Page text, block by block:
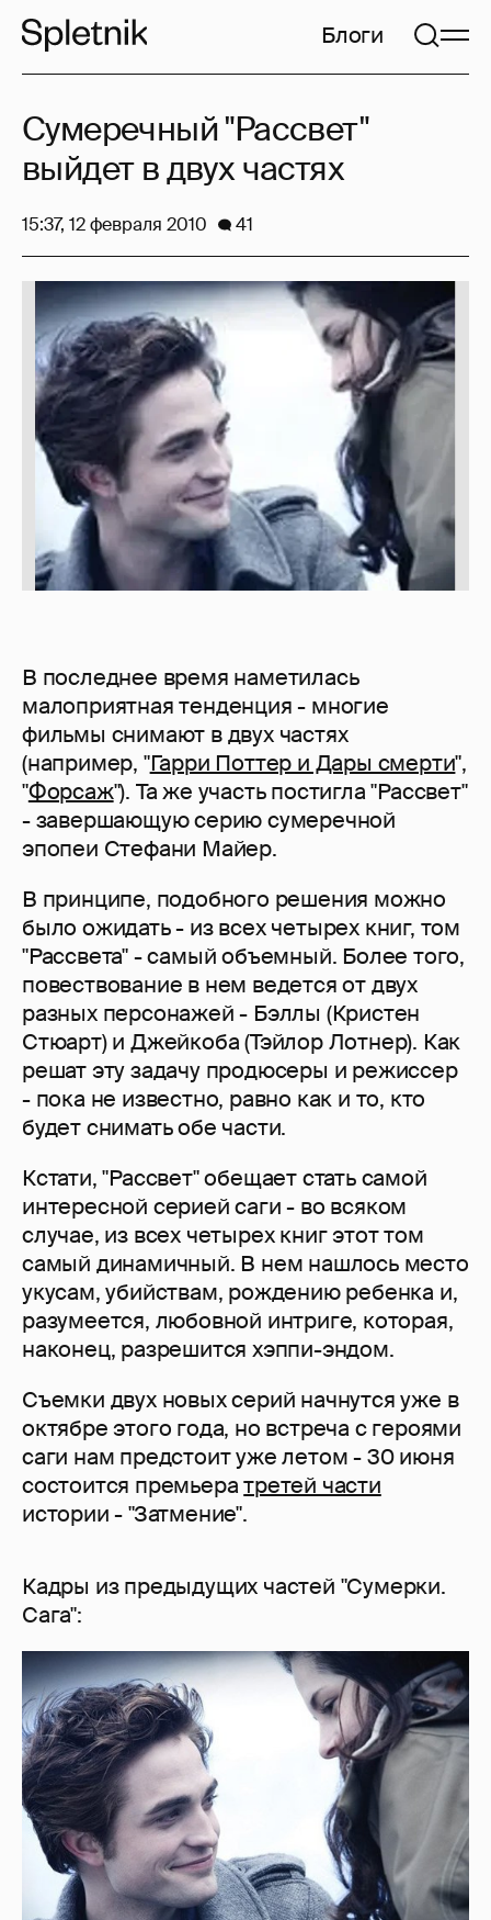
Блоги
В последнее время наметилась
малоприятная тенденция - многие
фильмы снимают в двух частях
(например, "Гарри Поттер и Дары смерти",
"Форсаж"). Та же участь постигла "Рассвет"
- завершающую серию сумеречной
эпопеи Стефани Майер.
В принципе, подобного решения можно
было ожидать - из всех четырех книг, том
"Рассвета" - самый объемный. Более того,
повествование в нем ведется от двух
разных персонажей - Бэллы (Кристен
Стюарт) и Джейкоба (Тэйлор Лотнер). Как
решат эту задачу продюсеры и режиссер
- пока не известно, равно как и то, кто
будет снимать обе части.
Кстати, "Рассвет" обещает стать самой
интересной серией саги - во всяком
случае, из всех четырех книг этот том
самый динамичный. В нем нашлось место
укусам, убийствам, рождению ребенка и,
разумеется, любовной интриге, которая,
наконец, разрешится хэппи-эндом.
Съемки двух новых серий начнутся уже в
октябре этого года, но встреча с героями
саги нам предстоит уже летом - 30 июня
состоится премьератретей части
истории - "Затмение".
Кадры из предыдущих частей "Сумерки.
Сага":
Сумеречный "Рассвет"
выйдет в двух частях
15:37, 12 февраля 2010 41